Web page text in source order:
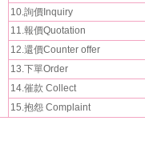
10.詢價Inquiry
11.報價Quotation
12.還價Counter offer
13.下單Order
14.催款 Collect
15.抱怨 Complaint